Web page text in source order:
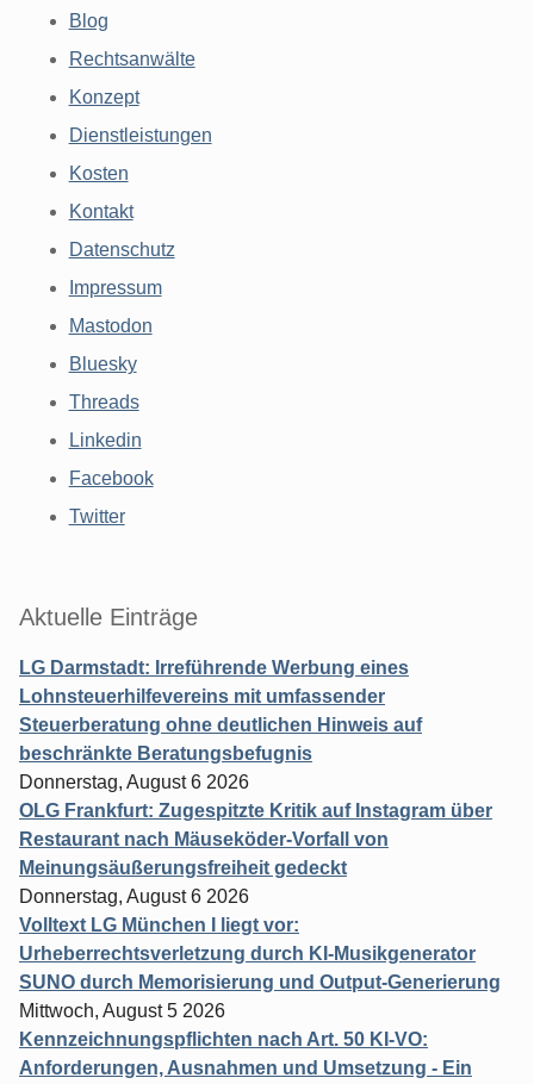
Blog
Rechtsanwälte
Konzept
Dienstleistungen
Kosten
Kontakt
Datenschutz
Impressum
Mastodon
Bluesky
Threads
Linkedin
Facebook
Twitter
Aktuelle Einträge
LG Darmstadt: Irreführende Werbung eines
Lohnsteuerhilfevereins mit umfassender
Steuerberatung ohne deutlichen Hinweis auf
beschränkte Beratungsbefugnis
Donnerstag, August 6 2026
OLG Frankfurt: Zugespitzte Kritik auf Instagram über
Restaurant nach Mäuseköder-Vorfall von
Meinungsäußerungsfreiheit gedeckt
Donnerstag, August 6 2026
Volltext LG München I liegt vor:
Urheberrechtsverletzung durch KI-Musikgenerator
SUNO durch Memorisierung und Output-Generierung
Mittwoch, August 5 2026
Kennzeichnungspflichten nach Art. 50 KI-VO:
Anforderungen, Ausnahmen und Umsetzung - Ein